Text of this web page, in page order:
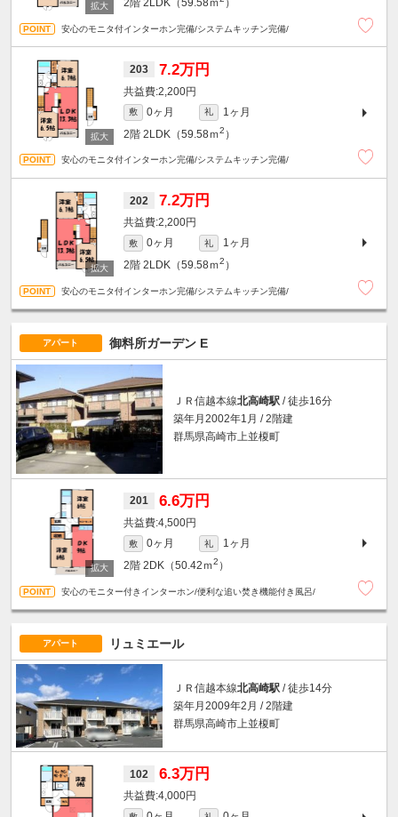
2階 2LDK（59.58ｍ ）
安心のモニタ付インターホン完備/システムキッチン完備/
203 7.2万円
2,200円
敷 0ヶ月 礼
1ヶ月
2階 2LDK（59.58ｍ2 ）
安心のモニタ付インターホン完備/システムキッチン完備/
202 7.2万円
2,200円
敷 0ヶ月 礼
1ヶ月
2階 2LDK（59.58ｍ2 ）
安心のモニタ付インターホン完備/システムキッチン完備/
アパート 御料所ガーデン E
ＪＲ信越本線北高崎駅 / 徒歩16分
築年月2002年1月 / 2階建
群馬県高崎市上並榎町
201 6.6万円
4,500円
敷 0ヶ月 礼
1ヶ月
2階 2DK（50.42ｍ2 ）
安心のモニター付きインターホン/便利な追い焚き機能付き風呂/
アパート リュミエール
ＪＲ信越本線北高崎駅 / 徒歩14分
築年月2009年2月 / 2階建
群馬県高崎市上並榎町
102 6.3万円
4,000円